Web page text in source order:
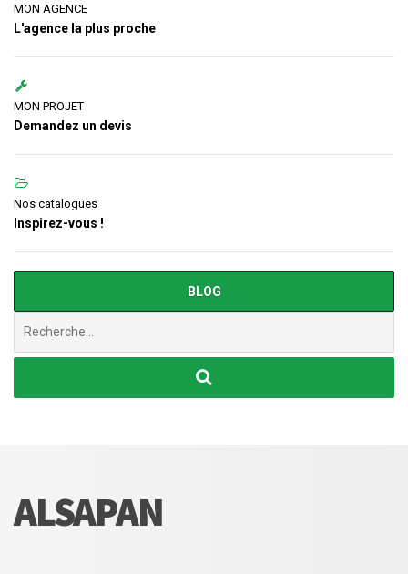
MON AGENCE
L'agence la plus proche
MON PROJET
Demandez un devis
Nos catalogues
Inspirez-vous !
BLOG
ALSAPAN